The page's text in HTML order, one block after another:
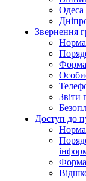
Одеса
Звернення
Форма
Звіти
Доступ до
Форма